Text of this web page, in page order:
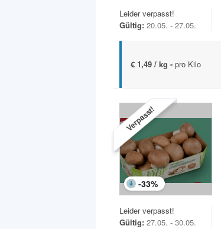
Leider verpasst!
Gültig: 20.05. - 27.05.
€ 1,49 / kg - pro Kilo
Verpasst!
-33%
Leider verpasst!
Gültig: 27.05. - 30.05.